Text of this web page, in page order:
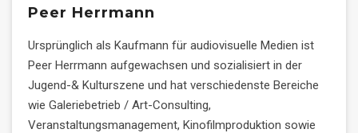
Peer Herrmann
Ursprünglich als Kaufmann für audiovisuelle Medien ist
Peer Herrmann aufgewachsen und sozialisiert in der
Jugend-& Kulturszene und hat verschiedenste Bereiche
wie Galeriebetrieb / Art-Consulting,
Veranstaltungsmanagement, Kinofilmproduktion sowie